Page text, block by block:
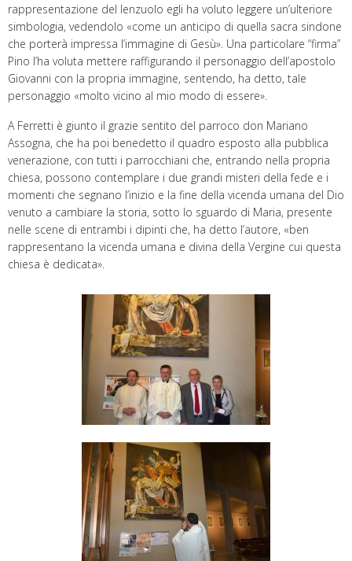
rappresentazione del lenzuolo egli ha voluto leggere un’ulteriore
simbologia, vedendolo «come un anticipo di quella sacra sindone
che porterà impressa l’immagine di Gesù». Una particolare “firma”
Pino l’ha voluta mettere raffigurando il personaggio dell’apostolo
Giovanni con la propria immagine, sentendo, ha detto, tale
personaggio «molto vicino al mio modo di essere».
A Ferretti è giunto il grazie sentito del parroco don Mariano
Assogna, che ha poi benedetto il quadro esposto alla pubblica
venerazione, con tutti i parrocchiani che, entrando nella propria
chiesa, possono contemplare i due grandi misteri della fede e i
momenti che segnano l’inizio e la fine della vicenda umana del Dio
venuto a cambiare la storia, sotto lo sguardo di Maria, presente
nelle scene di entrambi i dipinti che, ha detto l’autore, «ben
rappresentano la vicenda umana e divina della Vergine cui questa
chiesa è dedicata».